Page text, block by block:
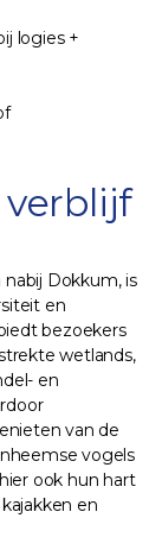
logies +
verblijf
Dokkum, is
en
bezoekers
wetlands,
en
van de
vogels
ook hun hart
en